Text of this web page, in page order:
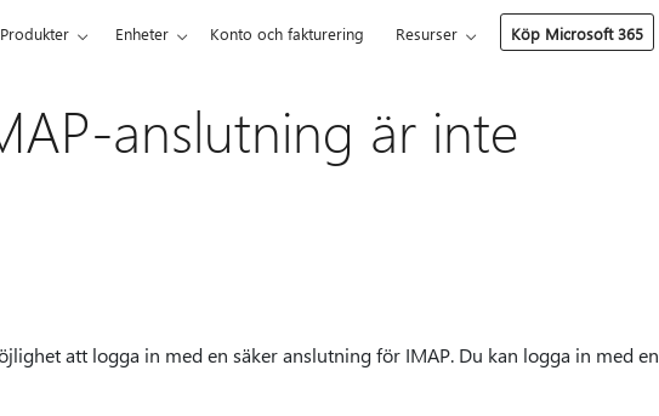
Produkter Enheter Konto och fakturering Resurser Köp Microsoft 365
anslutning är inte
att logga in med en säker anslutning för IMAP. Du kan logga in med en